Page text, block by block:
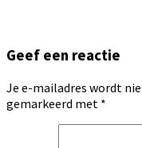
Geef een reactie
Je e-mailadres wordt
gemarkeerd met *